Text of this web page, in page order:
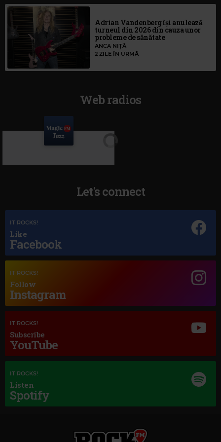
Adrian Vandenberg își anulează
turneul din 2026 din cauza unor
probleme de sănătate
ANCA NIȚĂ
2 ZILE ÎN URMĂ
Web radios
Magic Jazz
LARA FABIAN
Let's connect
IT ROCKS!
Like
Facebook
IT ROCKS!
Follow
Instagram
IT ROCKS!
Subscribe
YouTube
IT ROCKS!
Listen
Spotify